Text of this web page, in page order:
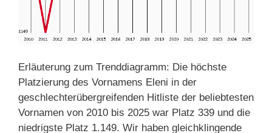
Erläuterung zum Trenddiagramm: Die höchste
Platzierung des Vornamens Eleni in der
geschlechterübergreifenden Hitliste der beliebtesten
Vornamen von 2010 bis 2025 war Platz 339 und die
niedrigste Platz 1.149. Wir haben gleichklingende